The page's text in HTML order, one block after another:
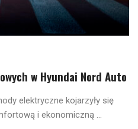
w Hyundai Nord Auto
elektryczne kojarzyły się
i ekonomiczną ...